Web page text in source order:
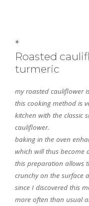
*
Roasted
turmeric
my roasted cauliflower
this cooking method is
kitchen with the classic
cauliflower.
baking in the oven
which will thus become
this preparation allows
crunchy on the surface
since I discovered this
more often than usual